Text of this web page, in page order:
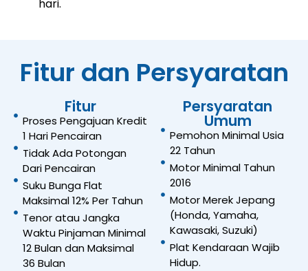
hari.
Fitur dan Persyaratan
Fitur
Proses Pengajuan Kredit
1 Hari Pencairan
Tidak Ada Potongan
Dari Pencairan
Suku Bunga Flat
Maksimal 12% Per Tahun
Tenor atau Jangka
Waktu Pinjaman Minimal
12 Bulan dan Maksimal
36 Bulan
Persyaratan
Umum
Pemohon Minimal Usia
22 Tahun
Motor Minimal Tahun
2016
Motor Merek Jepang
(Honda, Yamaha,
Kawasaki, Suzuki)
Plat Kendaraan Wajib
Hidup.